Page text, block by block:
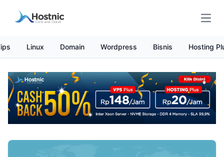
Linux Domain Wordpress Bisnis Hosting